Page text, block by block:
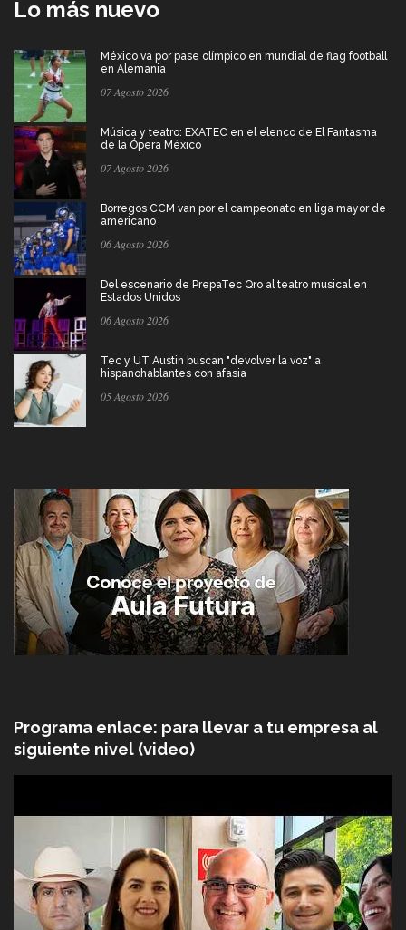
Lo más nuevo
México va por pase olímpico en mundial de flag football
en Alemania
07 Agosto 2026
Música y teatro: EXATEC en el elenco de El Fantasma
de la Ópera México
07 Agosto 2026
Borregos CCM van por el campeonato en liga mayor de
americano
06 Agosto 2026
Del escenario de PrepaTec Qro al teatro musical en
Estados Unidos
06 Agosto 2026
Tec y UT Austin buscan "devolver la voz" a
hispanohablantes con afasia
05 Agosto 2026
Programa enlace: para llevar a tu empresa al
siguiente nivel (video)